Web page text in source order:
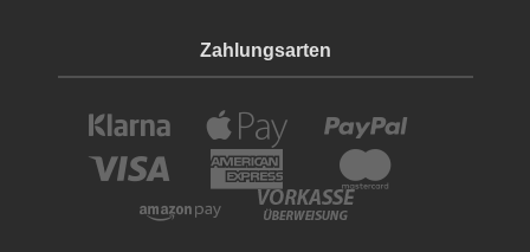
Zahlungsarten